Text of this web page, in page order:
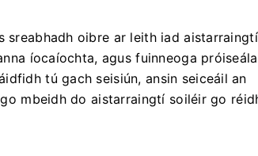
sreabhadh oibre ar leith iad aistarraingtí
íocaíochta, agus fuinneoga
tú gach seisiún, ansin seiceáil an
mbeidh do aistarraingtí soiléir go